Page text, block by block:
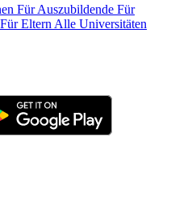
Für Auszubildende Für
Für Eltern Alle Universitäten